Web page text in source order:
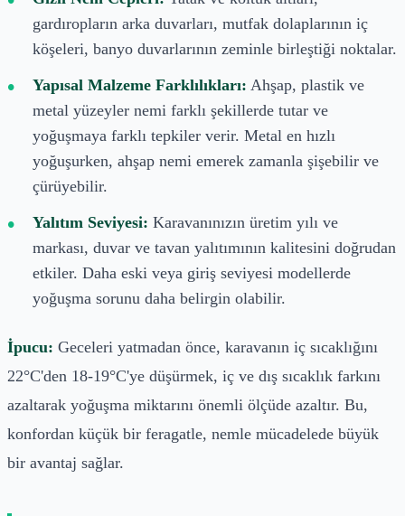
gardıropların arka duvarları, mutfak dolaplarının iç
köşeleri, banyo duvarlarının zeminle birleştiği noktalar.
Yapısal Malzeme Farklılıkları: Ahşap, plastik ve
metal yüzeyler nemi farklı şekillerde tutar ve
yoğuşmaya farklı tepkiler verir. Metal en hızlı
yoğuşurken, ahşap nemi emerek zamanla şişebilir ve
çürüyebilir.
Yalıtım Seviyesi: Karavanınızın üretim yılı ve
markası, duvar ve tavan yalıtımının kalitesini doğrudan
etkiler. Daha eski veya giriş seviyesi modellerde
yoğuşma sorunu daha belirgin olabilir.
İpucu: Geceleri yatmadan önce, karavanın iç sıcaklığını
22°C'den 18-19°C'ye düşürmek, iç ve dış sıcaklık farkını
azaltarak yoğuşma miktarını önemli ölçüde azaltır. Bu,
konfordan küçük bir feragatle, nemle mücadelede büyük
bir avantaj sağlar.